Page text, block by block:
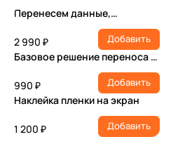
Перенесем данные,
настроим учетную запись,
установим ПО
2 990 ₽ Добавить
Базовое решение переноса и
990 ₽
Добавить
Наклейка пленки на экран
1 200 ₽ Добавить